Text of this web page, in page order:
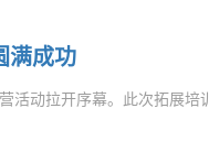
满成功
动拉开序幕。此次拓展